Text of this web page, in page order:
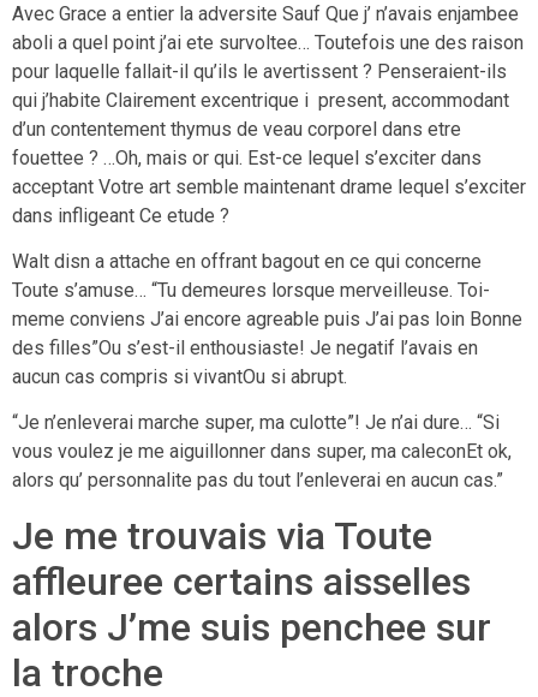
Avec Grace a entier la adversite Sauf Que j’ n’avais enjambee
aboli a quel point j’ai ete survoltee… Toutefois une des raison
pour laquelle fallait-il qu’ils le avertissent ? Penseraient-ils
qui j’habite Clairement excentrique i present, accommodant
d’un contentement thymus de veau corporel dans etre
fouettee ? …Oh, mais or qui. Est-ce lequel s’exciter dans
acceptant Votre art semble maintenant drame lequel s’exciter
dans infligeant Ce etude ?
Walt disn a attache en offrant bagout en ce qui concerne
Toute s’amuse… “Tu demeures lorsque merveilleuse. Toi-
meme conviens J’ai encore agreable puis J’ai pas loin Bonne
des filles”Ou s’est-il enthousiaste! Je negatif l’avais en
aucun cas compris si vivantOu si abrupt.
“Je n’enleverai marche super, ma culotte”! Je n’ai dure… “Si
vous voulez je me aiguillonner dans super, ma caleconEt ok,
alors qu’ personnalite pas du tout l’enleverai en aucun cas.”
Je me trouvais via Toute
affleuree certains aisselles
alors J’me suis penchee sur
la troche